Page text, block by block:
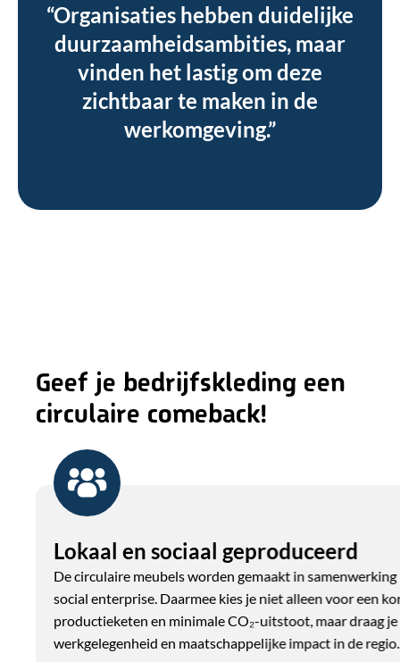
“Organisaties hebben duidelijke
duurzaamheidsambities, maar
vinden het lastig om deze
zichtbaar te maken in de
werkomgeving.”
Geef je bedrijfskleding een
circulaire comeback!
Lokaal en sociaal geproduceerd
De circulaire meubels worden gemaakt in
social enterprise. Daarmee kies je niet alleen voor een
productieketen en minimale CO₂-uitstoot, maar draag
werkgelegenheid en maatschappelijke impact in de regio.